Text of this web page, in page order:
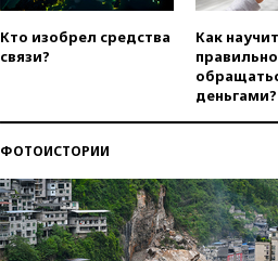
Кто изобрел средства
связи?
Как
правильно
деньгами?
ФОТОИСТОРИИ